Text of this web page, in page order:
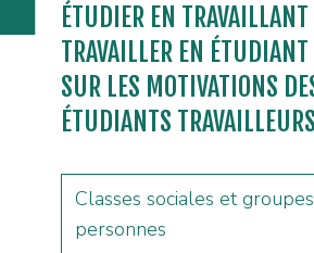
ÉTUDIER EN TRAVAILLANT
TRAVAILLER EN
SUR LES MOTIVATIONS
ÉTUDIANTS TRAVAILLEURS
Classes sociales et
personnes